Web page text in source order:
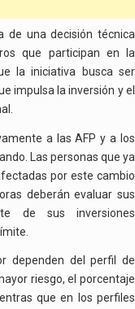
de una decisión técnica
que participan en la
la iniciativa busca ser
impulsa la inversión y el
a las AFP y a los
Las personas que ya
por este cambio
deberán evaluar sus
de sus inversiones
dependen del perfil de
riesgo, el porcentaje
que en los perfiles